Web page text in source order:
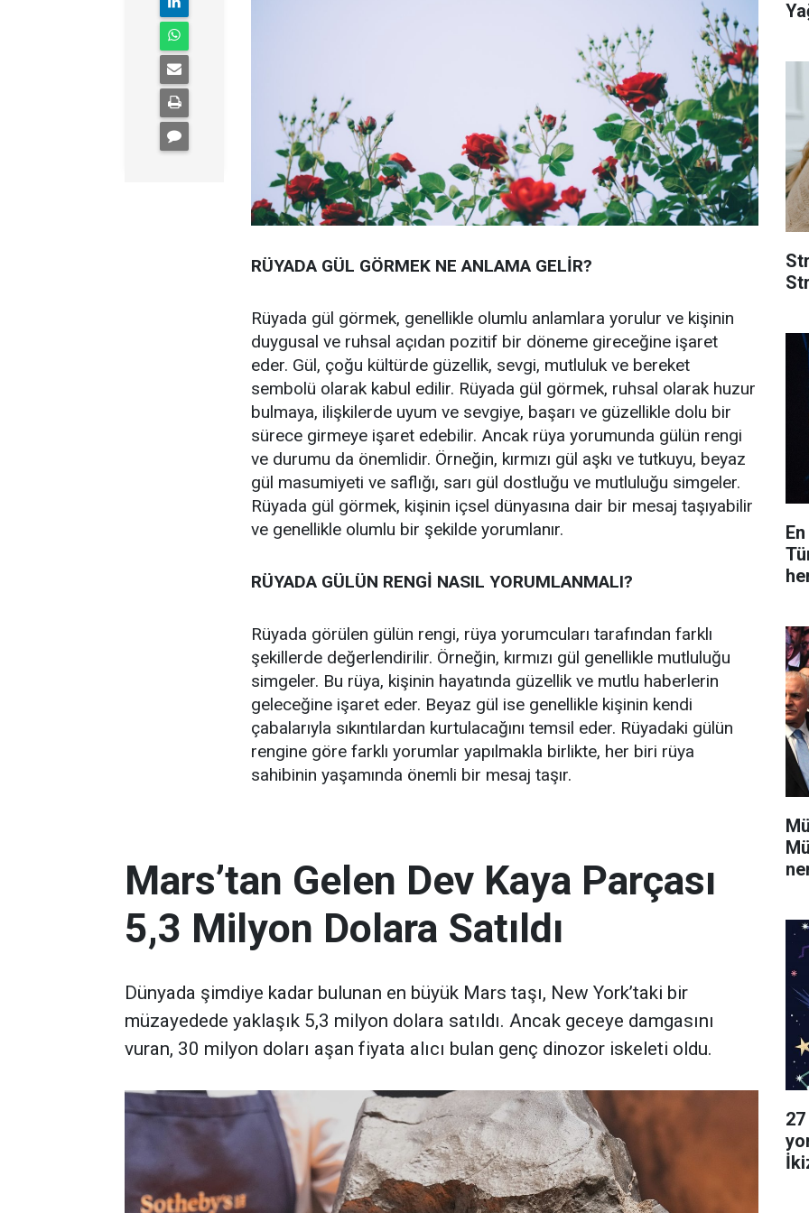
RÜYADA GÜL GÖRMEK NE ANLAMA GELİR?
Rüyada gül görmek, genellikle olumlu anlamlara yorulur ve kişinin
duygusal ve ruhsal açıdan pozitif bir döneme gireceğine işaret
eder. Gül, çoğu kültürde güzellik, sevgi, mutluluk ve bereket
sembolü olarak kabul edilir. Rüyada gül görmek, ruhsal olarak huzur
bulmaya, ilişkilerde uyum ve sevgiye, başarı ve güzellikle dolu bir
sürece girmeye işaret edebilir. Ancak rüya yorumunda gülün rengi
ve durumu da önemlidir. Örneğin, kırmızı gül aşkı ve tutkuyu, beyaz
gül masumiyeti ve saflığı, sarı gül dostluğu ve mutluluğu simgeler.
Rüyada gül görmek, kişinin içsel dünyasına dair bir mesaj taşıyabilir
ve genellikle olumlu bir şekilde yorumlanır.
RÜYADA GÜLÜN RENGİ NASIL YORUMLANMALI?
Rüyada görülen gülün rengi, rüya yorumcuları tarafından farklı
şekillerde değerlendirilir. Örneğin, kırmızı gül genellikle mutluluğu
simgeler. Bu rüya, kişinin hayatında güzellik ve mutlu haberlerin
geleceğine işaret eder. Beyaz gül ise genellikle kişinin kendi
çabalarıyla sıkıntılardan kurtulacağını temsil eder. Rüyadaki gülün
rengine göre farklı yorumlar yapılmakla birlikte, her biri rüya
sahibinin yaşamında önemli bir mesaj taşır.
Mars’tan Gelen Dev Kaya Parçası
5,3 Milyon Dolara Satıldı
Dünyada şimdiye kadar bulunan en büyük Mars taşı, New York’taki bir
müzayedede yaklaşık 5,3 milyon dolara satıldı. Ancak geceye damgasını
vuran, 30 milyon doları aşan fiyata alıcı bulan genç dinozor iskeleti oldu.